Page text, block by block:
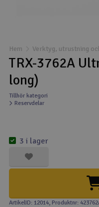
Drönare
Drönare för FPV
Flygplan
Modellbygg-
Modelljärnväg
Hem Verktyg, utrustning
TRX-3762A
long)
Tillhör kategori
Reservdelar
3 i lager
ArtikelID: 12014, Produktnr: